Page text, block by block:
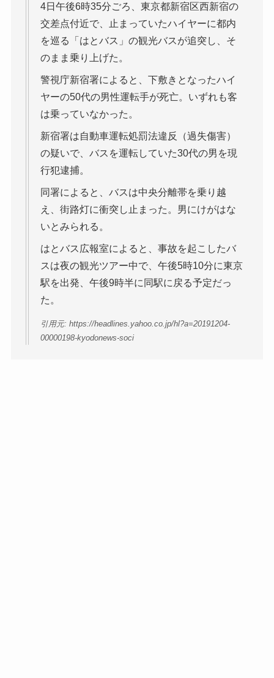
4日午後6時35分ごろ、東京都新宿区西新宿の
交差点付近で、止まっていたハイヤーに都内
を巡る「はとバス」の観光バスが追突し、そ
のまま乗り上げた。
警視庁新宿署によると、下敷きとなったハイ
ヤーの50代の男性運転手が死亡。いずれも客
は乗っていなかった。
新宿署は自動車運転処罰法違反（過失傷害）
の疑いで、バスを運転していた30代の男を現
行犯逮捕。
同署によると、バスは中央分離帯を乗り越
え、街路灯に衝突し止まった。男にけがはな
いとみられる。
はとバス広報室によると、事故を起こしたバ
スは夜の観光ツアー中で、午後5時10分に東京
駅を出発、午後9時半に同駅に戻る予定だっ
た。
引用元: https://headlines.yahoo.co.jp/hl?a=20191204-
00000198-kyodonews-soci